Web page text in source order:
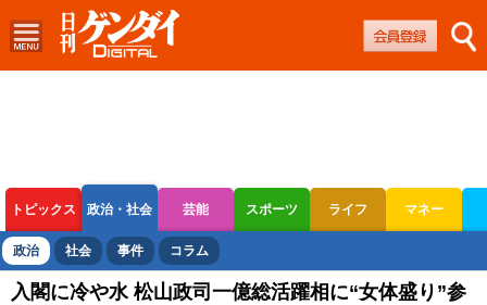
トピックス 政治・社会 芸能 スポーツ ライフ マネー
ボートレース 競輪 オートレース
政治 社会 事件 コラム
入閣に冷や水 松山政司一億総活躍相に“女体盛り”参